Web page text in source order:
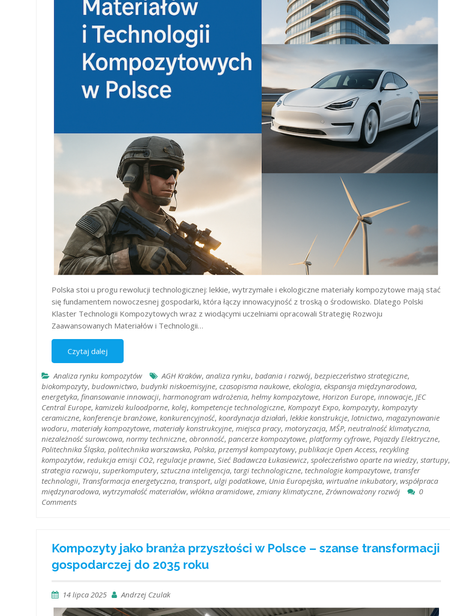
Polska stoi u progu rewolucji technologicznej: lekkie, wytrzymałe i ekologiczne materiały kompozytowe mają stać
się fundamentem nowoczesnej gospodarki, która łączy innowacyjność z troską o środowisko. Dlatego Polski
Klaster Technologii Kompozytowych wraz z wiodącymi uczelniami opracowali Strategię Rozwoju
Zaawansowanych Materiałów i Technologii…
Czytaj dalej
Analiza rynku kompozytów AGH Kraków, analiza rynku, badania i rozwój, bezpieczeństwo strategiczne,
biokompozyty, budownictwo, budynki niskoemisyjne, czasopisma naukowe, ekologia, ekspansja międzynarodowa,
energetyka, finansowanie innowacji, harmonogram wdrożenia, hełmy kompozytowe, Horizon Europe, innowacje, JEC
Central Europe, kamizeki kuloodporne, kolej, kompetencje technologiczne, Kompozyt Expo, kompozyty, kompozyty
ceramiczne, konferencje branżowe, konkurencyjność, koordynacja działań, lekkie konstrukcje, lotnictwo, magazynowanie
wodoru, materiały kompozytowe, materiały konstrukcyjne, miejsca pracy, motoryzacja, MŚP, neutralność klimatyczna,
niezależność surowcowa, normy techniczne, obronność, pancerze kompozytowe, platformy cyfrowe, Pojazdy Elektryczne,
Politechnika Śląska, politechnika warszawska, Polska, przemysł kompozytowy, publikacje Open Access, recykling
kompozytów, redukcja emisji CO2, regulacje prawne, Sieć Badawcza Łukasiewicz, społeczeństwo oparte na wiedzy, startupy,
strategia rozwoju, superkomputery, sztuczna inteligencja, targi technologiczne, technologie kompozytowe, transfer
technologii, Transformacja energetyczna, transport, ulgi podatkowe, Unia Europejska, wirtualne inkubatory, współpraca
międzynarodowa, wytrzymałość materiałów, włókna aramidowe, zmiany klimatyczne, Zrównoważony rozwój
0
Comments
Kompozyty jako branża przyszłości w Polsce – szanse transformacji
gospodarczej do 2035 roku
14 lipca 2025 Andrzej Czulak